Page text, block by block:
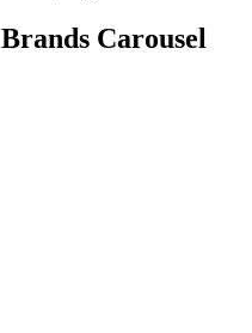
Brands Carousel